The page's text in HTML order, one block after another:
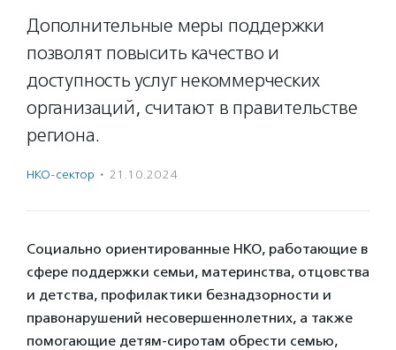
Дополнительные меры поддержки
позволят повысить качество и
доступность услуг некоммерческих
организаций, считают в правительстве
региона.
НКО-сектор · 21.10.2024
Социально ориентированные НКО, работающие в
сфере поддержки семьи, материнства, отцовства
и детства, профилактики безнадзорности и
правонарушений несовершеннолетних, а также
помогающие детям-сиротам обрести семью,